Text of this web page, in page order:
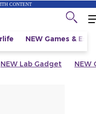
CONTENT
NEW Games &
NEW Lab Gadget NEW